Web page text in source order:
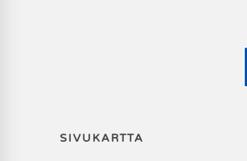
SIVUKARTTA